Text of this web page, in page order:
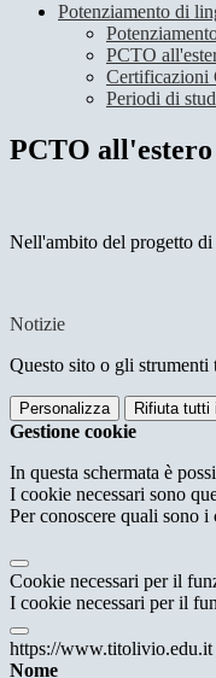
Potenziamento di
PCTO
Certificazioni
Periodi di
PCTO all'estero
Nell'ambito del progetto
Notizie
Questo sito o gli
Personalizza Rifiuta tutti
Gestione cookie
In questa schermata è
I cookie necessari sono
Per conoscere quali sono
Cookie necessari per il
I cookie necessari per il
https://www.titolivio.edu.it
Nome